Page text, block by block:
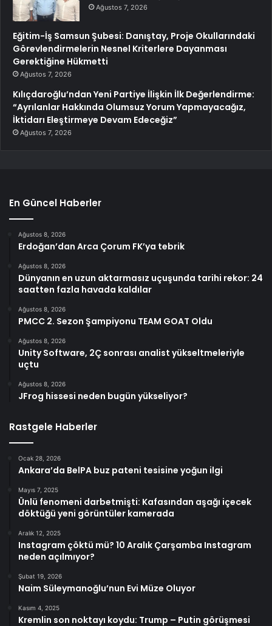
Ağustos 7, 2026
Eğitim-İş Samsun Şubesi: Danıştay, Proje Okullarındaki
Görevlendirmelerin Nesnel Kriterlere Dayanması
Gerektiğine Hükmetti
Ağustos 7, 2026
Kılıçdaroğlu’ndan Yeni Partiye İlişkin İlk Değerlendirme:
“Ayrılanlar Hakkında Olumsuz Yorum Yapmayacağız,
İktidarı Eleştirmeye Devam Edeceğiz”
Ağustos 7, 2026
En Güncel Haberler
Ağustos 8, 2026
Erdoğan’dan Arca Çorum FK’ya tebrik
Ağustos 8, 2026
Dünyanın en uzun aktarmasız uçuşunda tarihi rekor: 24
saatten fazla havada kaldılar
Ağustos 8, 2026
PMCC 2. Sezon Şampiyonu TEAM GOAT Oldu
Ağustos 8, 2026
Unity Software, 2Ç sonrası analist yükseltmeleriyle
uçtu
Ağustos 8, 2026
JFrog hissesi neden bugün yükseliyor?
Rastgele Haberler
Ocak 28, 2026
Ankara’da BelPA buz pateni tesisine yoğun ilgi
Mayıs 7, 2025
Ünlü fenomeni darbetmişti: Kafasından aşağı içecek
döktüğü yeni görüntüler kamerada
Aralık 12, 2025
Instagram çöktü mü? 10 Aralık Çarşamba Instagram
neden açılmıyor?
Şubat 19, 2026
Naim Süleymanoğlu’nun Evi Müze Oluyor
Kasım 4, 2025
Kremlin son noktayı koydu: Trump – Putin görüşmesi